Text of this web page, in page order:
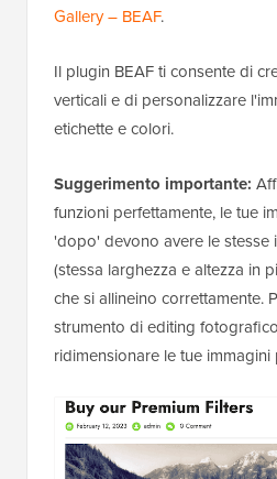
Gallery – BEAF.
Il plugin BEAF ti consente di
verticali e di personalizzare
etichette e colori.
Suggerimento importante:
funzioni perfettamente, le tue
'dopo' devono avere le stesse
(stessa larghezza e altezza in
che si allineino correttamente.
strumento di editing
ridimensionare le tue